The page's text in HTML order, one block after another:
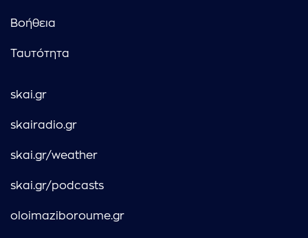
Βοήθεια
Ταυτότητα
skai.gr
skairadio.gr
skai.gr/weather
skai.gr/podcasts
oloimaziboroume.gr